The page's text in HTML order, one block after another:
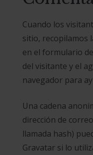
Cuando los
sitio, recopilamos
en el formulario
del visitante y el
navegador para
Una cadena
dirección de
llamada hash)
Gravatar si lo